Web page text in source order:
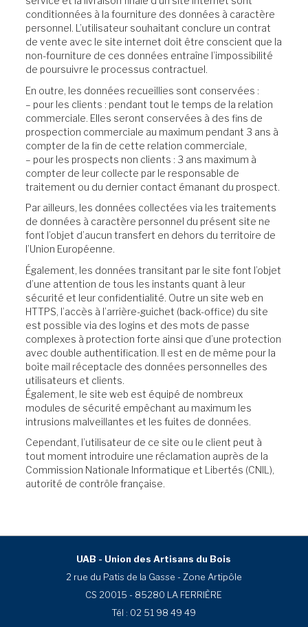
conditionnées à la fourniture des données à caractère
personnel. L’utilisateur souhaitant conclure un contrat
de vente avec le site internet doit être conscient que la
non-fourniture de ces données entraîne l’impossibilité
de poursuivre le processus contractuel.
En outre, les données recueillies sont conservées :
– pour les clients : pendant tout le temps de la relation
commerciale. Elles seront conservées à des fins de
prospection commerciale au maximum pendant 3 ans à
compter de la fin de cette relation commerciale,
– pour les prospects non clients : 3 ans maximum à
compter de leur collecte par le responsable de
traitement ou du dernier contact émanant du prospect.
Par ailleurs, les données collectées via les traitements
de données à caractère personnel du présent site ne
font l’objet d’aucun transfert en dehors du territoire de
l’Union Européenne.
Également, les données transitant par le site font l’objet
d’une attention de tous les instants quant à leur
sécurité et leur confidentialité. Outre un site web en
HTTPS, l’accès à l’arrière-guichet (back-office) du site
est possible via des logins et des mots de passe
complexes à protection forte ainsi que d’une protection
avec double authentification. Il est en de même pour la
boîte mail réceptacle des données personnelles des
utilisateurs et clients.
Également, le site web est équipé de nombreux
modules de sécurité empêchant au maximum les
intrusions malveillantes et les fuites de données.
Cependant, l’utilisateur de ce site ou le client peut à
tout moment introduire une réclamation auprès de la
Commission Nationale Informatique et Libertés (CNIL),
autorité de contrôle française.
UAB - Union des Artisans du Bois
2 rue du Patis de la Gasse - Zone Artipôle
CS 20015 - 85280 LA FERRIÈRE
Tél : 02 51 98 49 49